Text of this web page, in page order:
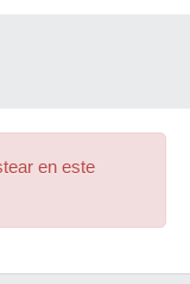
en este